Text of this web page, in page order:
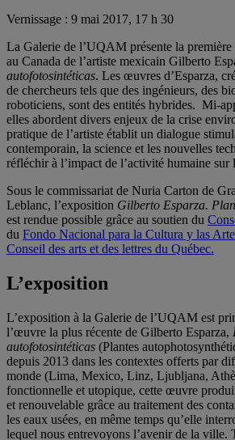
Vernissage : 9 mai 2017, 17 h 30
La Galerie de l’UQAM présente la
au Canada de l’artiste mexicain Gilberto
autofotosintéticas. Les œuvres d’Esparza,
de chercheurs tels que des ingénieurs, des
roboticiens, sont des entités hybrides. Mi-
elles abordent divers enjeux de la crise
pratique de l’artiste établit un dialogue
contemporain, la science et les nouvelles
réfléchir à l’impact de l’activité humaine sur
Sous le commissariat de Nuria Carton de
Leblanc, l’exposition Gilberto Esparza.
est rendue possible grâce au soutien du
du Fondo Nacional para la Cultura y las
Conseil des arts et des lettres du Québec.
L’exposition
L’exposition à la Galerie de l’UQAM est
l’œuvre la plus récente de Gilberto Esparza,
autofotosintéticas (Plantes
depuis 2013 dans les contextes offerts par
monde (Lima, Mexico, Linz, Ljubljana,
fonctionnelle et utopique, cette œuvre
et renouvelable grâce au traitement des
les eaux usées, en même temps qu’elle
lequel nous entrevoyons l’avenir de la ville.